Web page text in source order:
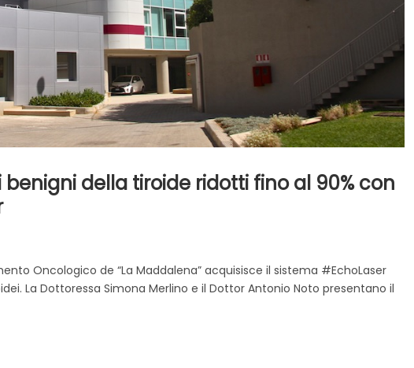
benigni della tiroide ridotti fino al 90% con
Oncologico de “La Maddalena” acquisisce il sistema #EchoLaser
La Dottoressa Simona Merlino e il Dottor Antonio Noto presentano il